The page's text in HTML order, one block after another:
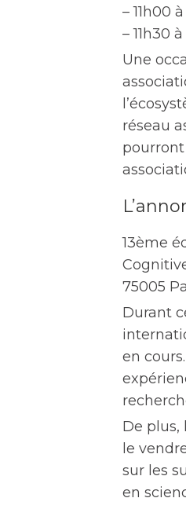
– 11h00
– 11h30
Une
réseau
13ème
75005
Durant
en
De plus,
le
sur les
en